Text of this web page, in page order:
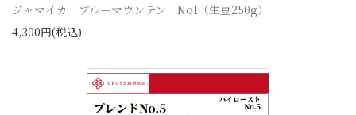
ジャマイカ ブルーマウンテン No1（生豆250g）
4,300円(税込)